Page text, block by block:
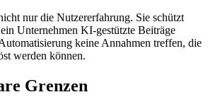
nur die Nutzererfahrung. Sie schützt
Unternehmen KI-gestützte Beiträge
keine Annahmen treffen, die
werden können.
Grenzen